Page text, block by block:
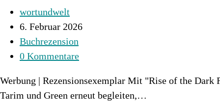
An
Wunder
muss
Beitrags-
Autor:
wortundwelt
Beitrag
veröffentlicht:
6. Februar 2026
Beitrags-
Kategorie:
Buchrezension
Beitrags-
0 Kommentare
Werbung | Rezensionsexemplar Mit "Rise of the
Tarim und Green erneut begleiten,…